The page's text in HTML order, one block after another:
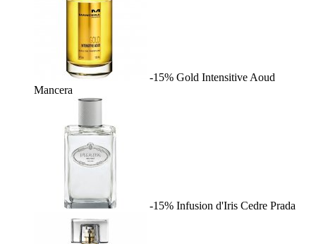
-15% Gold Intensitive Aoud
Mancera
-15% Infusion d'Iris Cedre Prada